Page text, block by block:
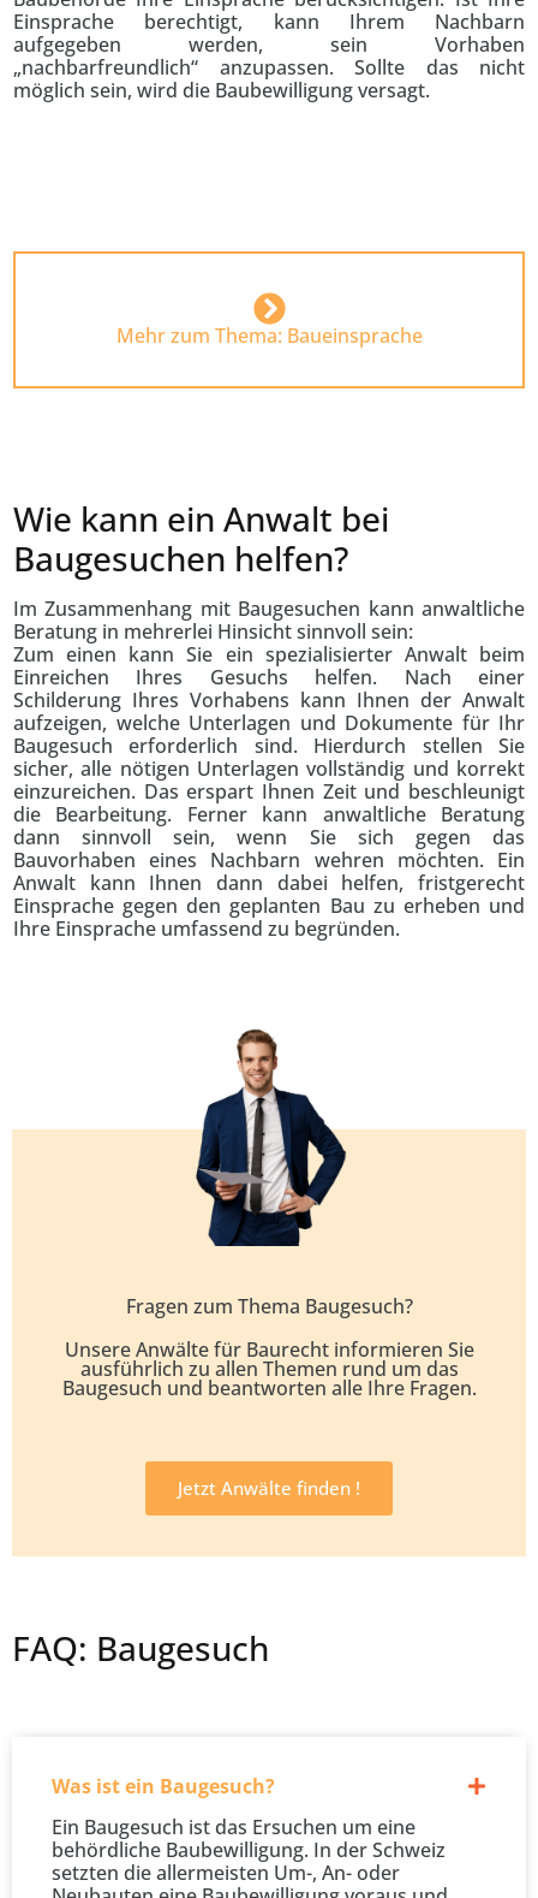
Einsprache berechtigt, kann Ihrem Nachbarn
aufgegeben werden, sein Vorhaben
„nachbarfreundlich“ anzupassen. Sollte das nicht
möglich sein, wird die Baubewilligung versagt.
Mehr zum Thema: Baueinsprache
Wie kann ein Anwalt bei
Baugesuchen helfen?
Im Zusammenhang mit Baugesuchen kann anwaltliche
Beratung in mehrerlei Hinsicht sinnvoll sein:
Zum einen kann Sie ein spezialisierter Anwalt beim
Einreichen Ihres Gesuchs helfen. Nach einer
Schilderung Ihres Vorhabens kann Ihnen der Anwalt
aufzeigen, welche Unterlagen und Dokumente für Ihr
Baugesuch erforderlich sind. Hierdurch stellen Sie
sicher, alle nötigen Unterlagen vollständig und korrekt
einzureichen. Das erspart Ihnen Zeit und beschleunigt
die Bearbeitung. Ferner kann anwaltliche Beratung
dann sinnvoll sein, wenn Sie sich gegen das
Bauvorhaben eines Nachbarn wehren möchten. Ein
Anwalt kann Ihnen dann dabei helfen, fristgerecht
Einsprache gegen den geplanten Bau zu erheben und
Ihre Einsprache umfassend zu begründen.
Fragen zum Thema Baugesuch?
Unsere Anwälte für Baurecht informieren Sie
ausführlich zu allen Themen rund um das
Baugesuch und beantworten alle Ihre Fragen.
Jetzt Anwälte finden !
FAQ: Baugesuch
Was ist ein Baugesuch?
Ein Baugesuch ist das Ersuchen um eine
behördliche Baubewilligung. In der Schweiz
setzten die allermeisten Um-, An- oder